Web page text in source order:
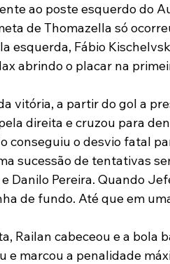
ao poste esquerdo do
de Thomazella só
esquerda, Fábio
abrindo o placar na
vitória, a partir do gol a
direita e cruzou para
conseguiu o desvio fatal
sucessão de tentativas
Danilo Pereira. Quando
de fundo. Até que em
Railan cabeceou e a bola
marcou a penalidade